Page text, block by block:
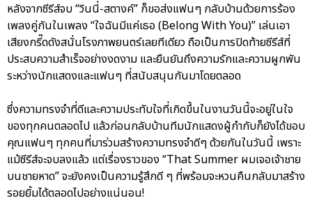
หลังจากซีรีส์จบ “วินนี่-สตางค์” ก็ขอส่งแฟนๆ กลับบ้านด้วยการร้อง
เพลงคู่กันในเพลง “ใจฉันมีแค่เธอ (Belong With You)” เล่นเอา
เสียงกรี๊ดดังสนั่นโรงภาพยนตร์เลยทีเดียว ถือเป็นการปิดท้ายซีรีส์ที่
ประสบความสำเร็จอย่างงดงาม และยืนยันถึงความรักและความผูกพัน
ระหว่างนักแสดงและแฟนๆ ที่สนับสนุนกันมาโดยตลอด
ซึ่งความทรงจำที่ดีและความประทับใจที่เกิดขึ้นในงานวันนี้จะอยู่ในใจ
ของทุกคนตลอดไป แล้วก่อนกลับบ้านทีมนักแสดงผู้กำกับก็ยังได้ขอบ
คุณแฟนๆ ทุกคนที่มาร่วมสร้างความทรงจำดีๆ ด้วยกันในวันนี้ เพราะ
แม้ซีรีส์จะจบลงแล้ว แต่เรื่องราวของ “That Summer ผมเจอเจ้าชาย
บนชายหาด” จะยังคงเป็นความรู้สึกดี ๆ ที่พร้อมจะหวนคืนกลับมาสร้าง
รอยยิ้มได้ตลอดไปอย่างแน่นอน!